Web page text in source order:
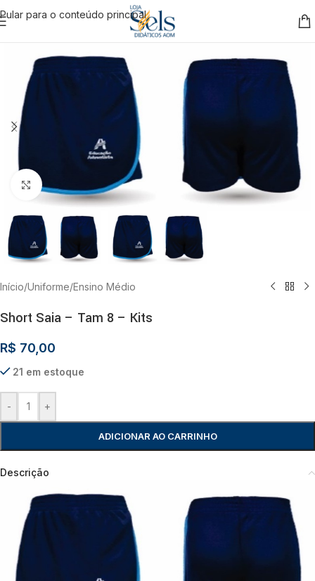
Pular para o conteúdo principal
Clique para ampliar
Início/Uniforme/Ensino Médio
Short Saia – Tam 8 – Kits
R$ 70,00
21 em estoque
- +
ADICIONAR AO CARRINHO
Descrição